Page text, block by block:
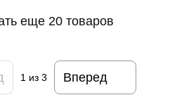
еще 20 товаров
1из 3 Вперед